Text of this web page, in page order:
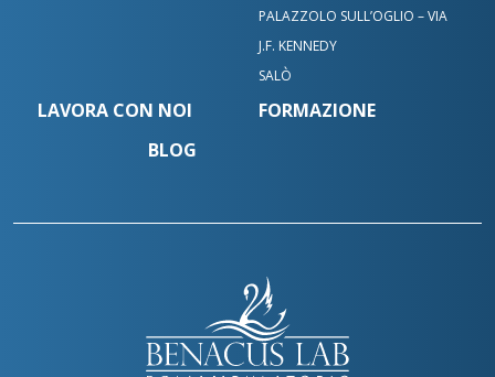
Benacus Lab - Palazzolo - Via Firenze 103
+393783042989
Benadent - Bedizzole - Studio dentistico
+393517517096
PALAZZOLO SULL’OGLIO – VIA
J.F. KENNEDY
SALÒ
LAVORA CON NOI
FORMAZIONE
BLOG